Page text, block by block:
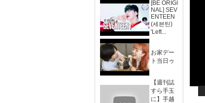
[BE ORIGI
NAL] SEV
ENTEEN
(세븐틴)
'Left...
お家デー
ト当日ゥ
【週刊誌
すら手玉
に】手越